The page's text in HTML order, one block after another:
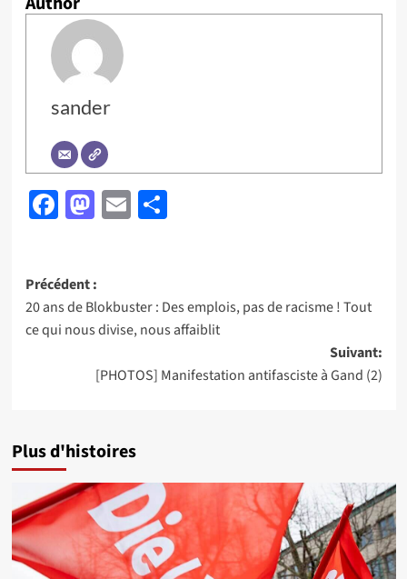
sander
Facebook
Mastodon
EmailPartager
Navigation
d’article
Précédent :
20 ans de Blokbuster : Des emplois, pas de racisme ! Tout
ce qui nous divise, nous affaiblit
Suivant:
[PHOTOS] Manifestation antifasciste à Gand (2)
Plus d'histoires